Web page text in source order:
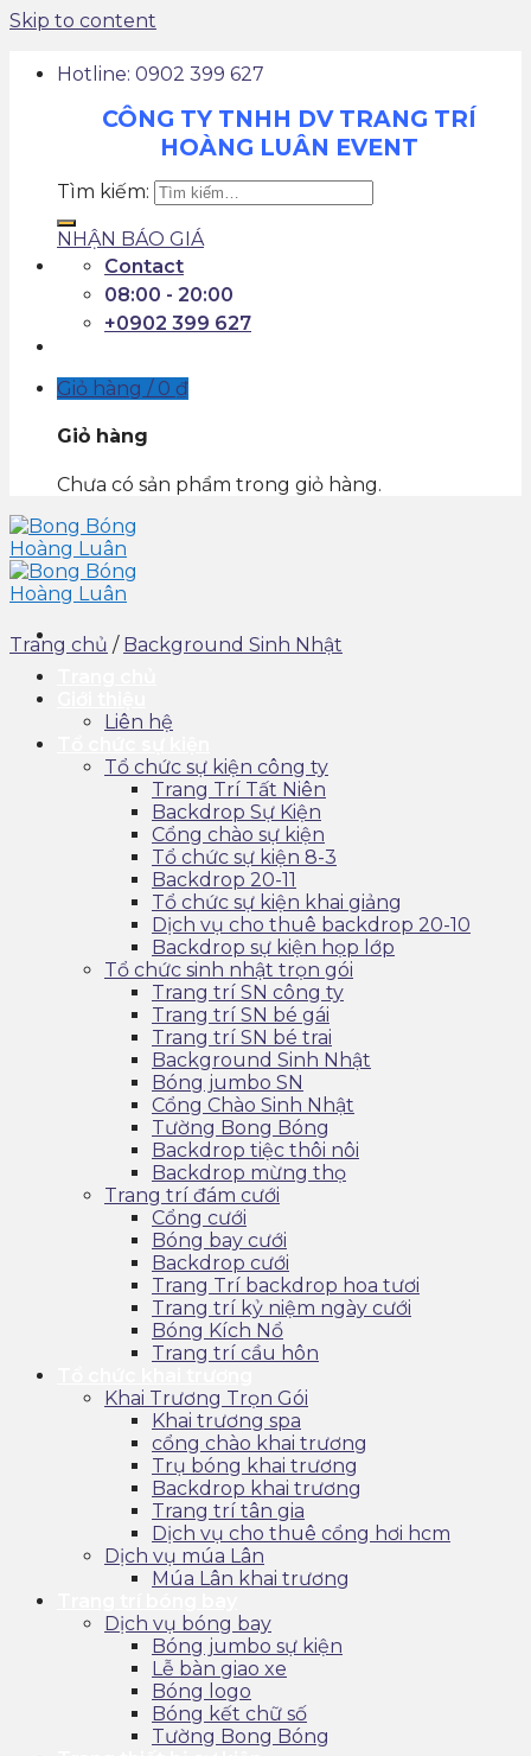
Skip to content
Hotline: 0902 399 627
CÔNG TY TNHH DV TRANG TRÍ
HOÀNG LUÂN EVENT
Tìm kiếm:
NHẬN BÁO GIÁ
Contact
08:00 - 20:00
+0902 399 627
Giỏ hàng / 0 ₫
Giỏ hàng
Chưa có sản phẩm trong giỏ hàng.
Liên hệ
Tổ chức sự kiện công ty
Trang Trí Tất Niên
Backdrop Sự Kiện
Cổng chào sự kiện
Tổ chức sự kiện 8-3
Backdrop 20-11
Tổ chức sự kiện khai giảng
Dịch vụ cho thuê backdrop 20-10
Backdrop sự kiện họp lớp
Tổ chức sinh nhật trọn gói
Trang trí SN công ty
Trang trí SN bé gái
Trang trí SN bé trai
Background Sinh Nhật
Bóng jumbo SN
Cổng Chào Sinh Nhật
Tường Bong Bóng
Backdrop tiệc thôi nôi
Backdrop mừng thọ
Trang trí đám cưới
Cổng cưới
Bóng bay cưới
Backdrop cưới
Trang Trí backdrop hoa tươi
Trang trí kỷ niệm ngày cưới
Bóng Kích Nổ
Trang trí cầu hôn
Khai Trương Trọn Gói
Khai trương spa
cổng chào khai trương
Trụ bóng khai trương
Backdrop khai trương
Trang trí tân gia
Dịch vụ cho thuê cổng hơi hcm
Dịch vụ múa Lân
Múa Lân khai trương
Dịch vụ bóng bay
Bóng jumbo sự kiện
Lễ bàn giao xe
Bóng logo
Bóng kết chữ số
Tường Bong Bóng
Trang chủ / Background Sinh Nhật